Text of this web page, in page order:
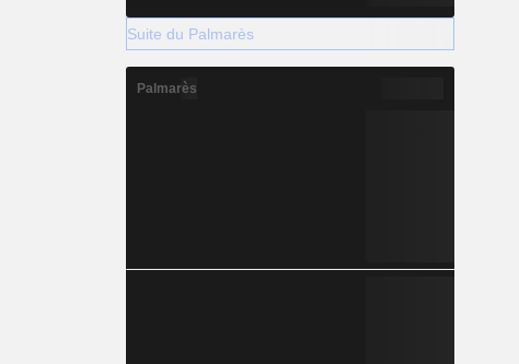
Suite du Palmarès
Palmarès